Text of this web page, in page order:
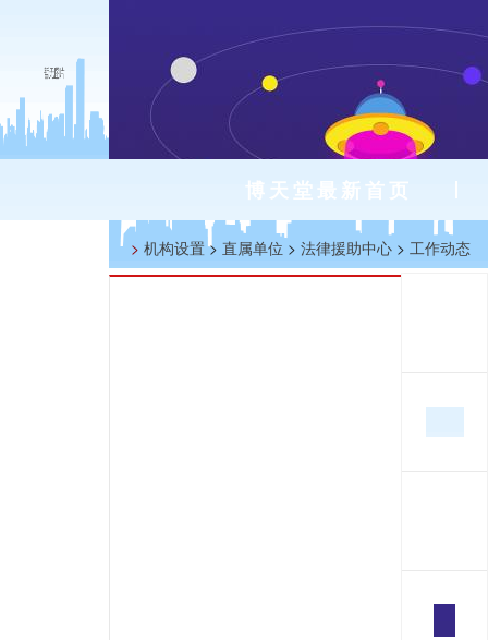
博天堂最新首页
> 机构设置> 直属单位 > 法律援助中心 > 工作动态